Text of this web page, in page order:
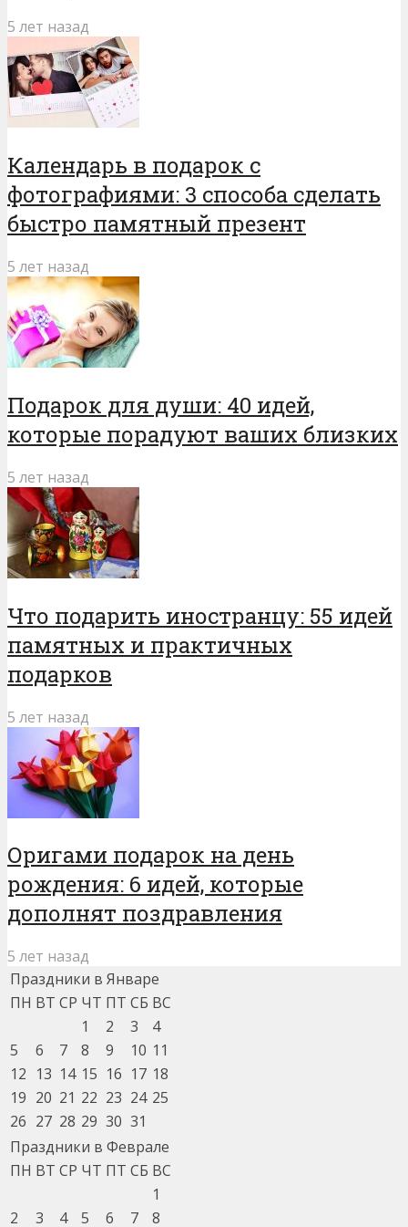
5 лет назад
Календарь в подарок с
фотографиями: 3 способа сделать
быстро памятный презент
5 лет назад
Подарок для души: 40 идей,
которые порадуют ваших близких
5 лет назад
Что подарить иностранцу: 55 идей
памятных и практичных
подарков
5 лет назад
Оригами подарок на день
рождения: 6 идей, которые
дополнят поздравления
5 лет назад
Праздники в Январе
ПН ВТ СР ЧТ ПТ СБ ВС
1
2 3
4
5
6 7 8 9 10 11
12 13 14 15 16 17 18
19 20 21 22 23 24 25
26 27 28 29 30 31
Праздники в Феврале
ПН ВТ СР ЧТ ПТ СБ ВС
1
2
3 4 5 6 7 8